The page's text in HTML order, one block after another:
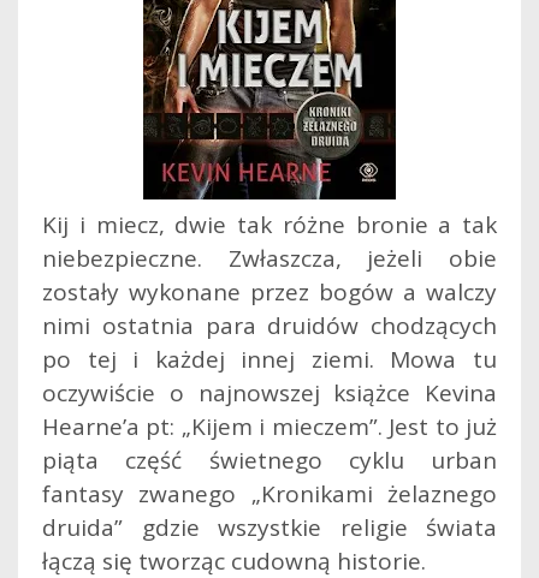
Kij i miecz, dwie tak różne bronie a tak
niebezpieczne. Zwłaszcza, jeżeli obie
zostały wykonane przez bogów a walczy
nimi ostatnia para druidów chodzących
po tej i każdej innej ziemi. Mowa tu
oczywiście o najnowszej książce Kevina
Hearne’a pt: „Kijem i mieczem”. Jest to już
piąta część świetnego cyklu urban
fantasy zwanego „Kronikami żelaznego
druida” gdzie wszystkie religie świata
łączą się tworząc cudowną historie.